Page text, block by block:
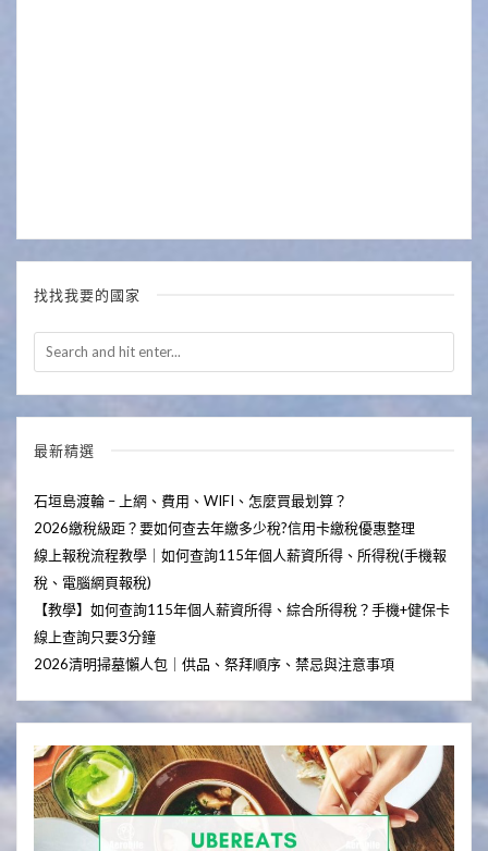
找找我要的國家
最新精選
石垣島渡輪 – 上網、費用、WIFI、怎麼買最划算？
2026繳稅級距？要如何查去年繳多少稅?信用卡繳稅優惠整理
線上報稅流程教學｜如何查詢115年個人薪資所得、所得稅(手機報
稅、電腦網頁報稅)
【教學】如何查詢115年個人薪資所得、綜合所得稅？手機+健保卡
線上查詢只要3分鐘
2026清明掃墓懶人包｜供品、祭拜順序、禁忌與注意事項